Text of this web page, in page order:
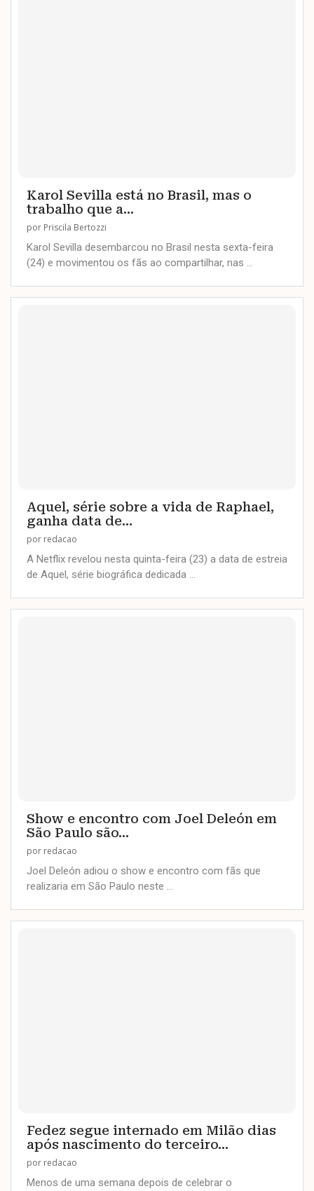
Karol Sevilla está no Brasil, mas o
trabalho que a...
por Priscila Bertozzi
Karol Sevilla desembarcou no Brasil nesta sexta-feira
(24) e movimentou os fãs ao compartilhar, nas …
Aquel, série sobre a vida de Raphael,
ganha data de...
por redacao
A Netflix revelou nesta quinta-feira (23) a data de estreia
de Aquel, série biográfica dedicada …
Show e encontro com Joel Deleón em
São Paulo são...
por redacao
Joel Deleón adiou o show e encontro com fãs que
realizaria em São Paulo neste …
Fedez segue internado em Milão dias
após nascimento do terceiro...
por redacao
Menos de uma semana depois de celebrar o